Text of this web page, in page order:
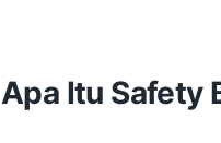
Apa Itu Safety